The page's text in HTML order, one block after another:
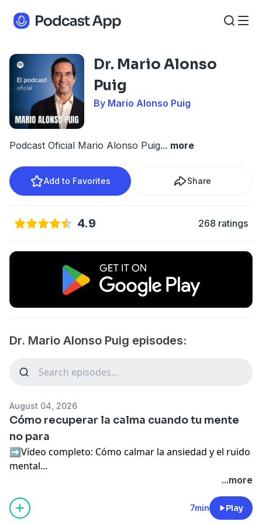
Dr. Mario Alonso
Puig
By Mario Alonso Puig
Podcast Oficial Mario Alonso Puig... more
Add to Favorites Share
4.9 268 ratings
Dr. Mario Alonso Puig episodes:
August 04, 2026
Cómo recuperar la calma cuando tu mente
no para
➡️Vídeo completo: Cómo calmar la ansiedad y el ruido
mental...
El ruido mental que a veces nos acompaña puede
bajar su volumen.
...more
7min Play